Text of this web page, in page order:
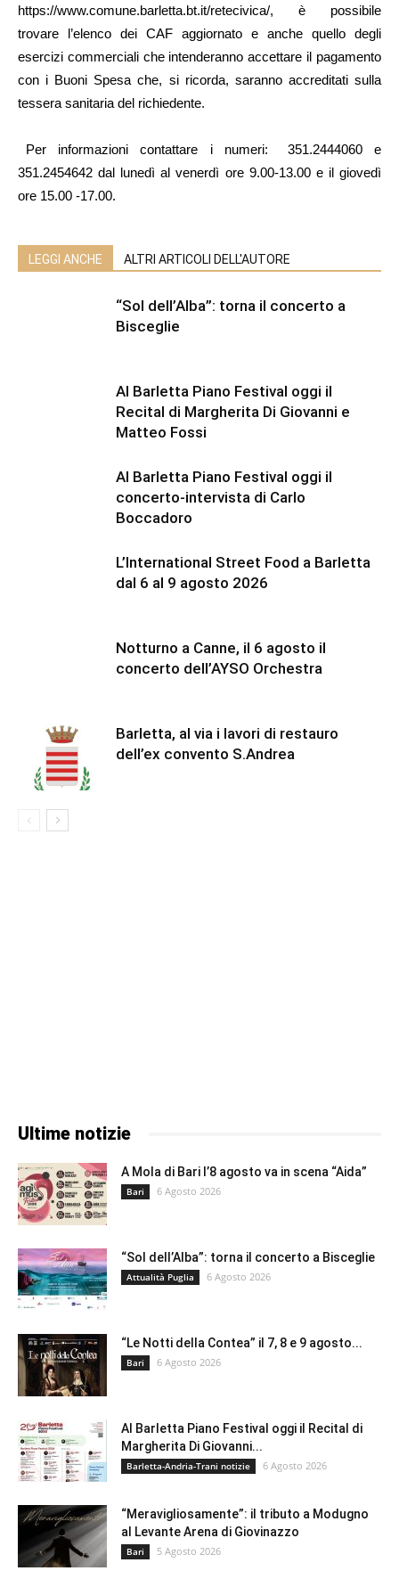
https://www.comune.barletta.bt.it/retecivica/, è possibile
trovare l’elenco dei CAF aggiornato e anche quello degli
esercizi commerciali che intenderanno accettare il pagamento
con i Buoni Spesa che, si ricorda, saranno accreditati sulla
tessera sanitaria del richiedente.
Per informazioni contattare i numeri: 351.2444060 e
351.2454642 dal lunedì al venerdì ore 9.00-13.00 e il giovedì
ore 15.00 -17.00.
LEGGI ANCHE ALTRI ARTICOLI DELL'AUTORE
“Sol dell’Alba”: torna il concerto a
Bisceglie
Al Barletta Piano Festival oggi il
Recital di Margherita Di Giovanni e
Matteo Fossi
Al Barletta Piano Festival oggi il
concerto-intervista di Carlo
Boccadoro
L’International Street Food a Barletta
dal 6 al 9 agosto 2026
Notturno a Canne, il 6 agosto il
concerto dell’AYSO Orchestra
Barletta, al via i lavori di restauro
dell’ex convento S.Andrea
Ultime notizie
A Mola di Bari l’8 agosto va in scena “Aida”
Bari 6 Agosto 2026
“Sol dell’Alba”: torna il concerto a Bisceglie
Attualità Puglia 6 Agosto 2026
“Le Notti della Contea” il 7, 8 e 9 agosto...
Bari 6 Agosto 2026
Al Barletta Piano Festival oggi il Recital di
Margherita Di Giovanni...
Barletta-Andria-Trani notizie 6 Agosto 2026
“Meravigliosamente”: il tributo a Modugno
al Levante Arena di Giovinazzo
Bari 5 Agosto 2026